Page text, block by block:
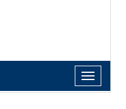
Toggle
navigation